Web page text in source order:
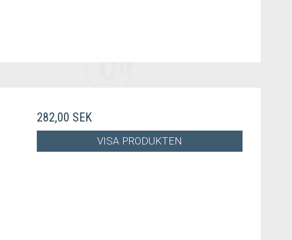
282,00 SEK
VISA PRODUKTEN